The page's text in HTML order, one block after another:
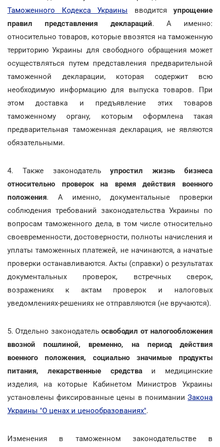
Таможенного Кодекса Украины вводится упрощение
правил представления деклараций. А именно:
относительно товаров, которые ввозятся на таможенную
территорию Украины для свободного обращения может
осуществляться путем представления предварительной
таможенной декларации, которая содержит всю
необходимую информацию для выпуска товаров. При
этом доставка и предъявление этих товаров
таможенному органу, которым оформлена такая
предварительная таможенная декларация, не являются
обязательными.
4. Также законодательупростил жизнь бизнеса
относительно проверок на время действия военного
положения. А именно, документальные проверки
соблюдения требований законодательства Украины по
вопросам таможенного дела, в том числе относительно
своевременности, достоверности, полноты начисления и
уплаты таможенных платежей, не начинаются, а начатые
проверки останавливаются. Акты (справки) о результатах
документальных проверок, встречных сверок,
возражениях к актам проверок и налоговых
уведомлениях-решениях не отправляются (не вручаются).
5. Отдельно законодательосвободил от налогообложения
ввозной пошлиной, временно, на период действия
военного положения, социально значимые продукты
питания, лекарственные средства и медицинские
изделия, на которые Кабинетом Министров Украины
установлены фиксированные цены в понимании Закона
Украины "О ценах и ценообразованиях".
Изменения в таможенном законодательстве в